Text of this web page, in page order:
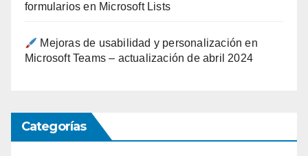
formularios en Microsoft Lists
Mejoras de usabilidad y personalización en
Microsoft Teams – actualización de abril 2024
Categorías